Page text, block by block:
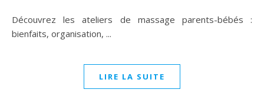
Découvrez les ateliers de massage parents-bébés :
bienfaits, organisation, ...
LIRE LA SUITE